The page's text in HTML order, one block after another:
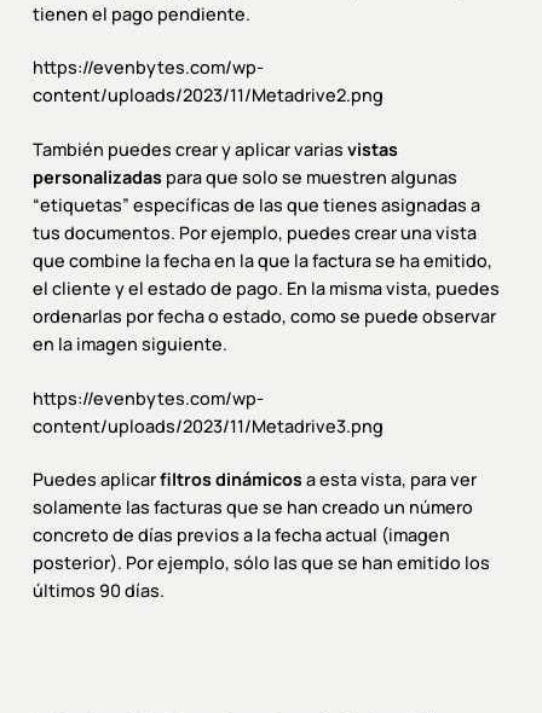
tienen el pago pendiente.
https://evenbytes.com/wp-
content/uploads/2023/11/Metadrive2.png
También puedes crear y aplicar varias vistas
personalizadaspara que solo se muestren algunas
“etiquetas” específicas de las que tienes asignadas a
tus documentos. Por ejemplo, puedes crear una vista
que combine la fecha en la que la factura se ha emitido,
el cliente y el estado de pago. En la misma vista, puedes
ordenarlas por fecha o estado, como se puede observar
en la imagen siguiente.
https://evenbytes.com/wp-
content/uploads/2023/11/Metadrive3.png
Puedes aplicarfiltros dinámicosa esta vista, para ver
solamente las facturas que se han creado un número
concreto de días previos a la fecha actual (imagen
posterior). Por ejemplo, sólo las que se han emitido los
últimos 90 días.